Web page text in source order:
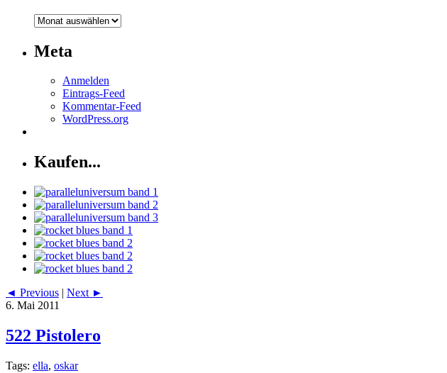
Monatsarchiv
Meta
Anmelden
Eintrags-Feed
Kommentar-Feed
WordPress.org
Kaufen...
◄ Previous | Next ►
6. Mai 2011
522 Pistolero
Tags: ella, oskar